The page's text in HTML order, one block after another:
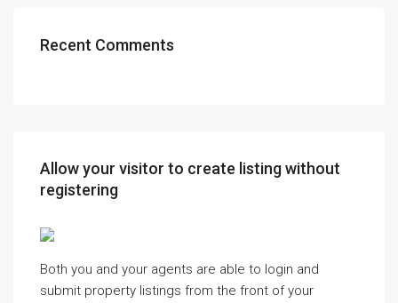
Recent Comments
Allow your visitor to create listing without
registering
Both you and your agents are able to login and
submit property listings from the front of your